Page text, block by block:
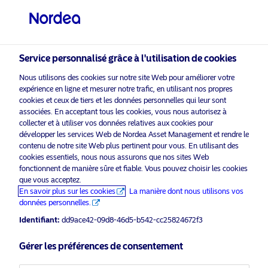
Veuillez sélectionner le type
d’investisseur auquel vous
appartenez
Pays
Suisse
Langue
Investisseur non qualifié
NordeaAsset Management est l’un des plus grands
gestionnaires d’actifs dans les pays nordiques avec
une présence mondiale en Europe, en Amérique et en
Asie.
Information risques
À propos de Nordea Asset
Conditions générales
Service personnalisé grâce à l'utilisation de cookies
Nous utilisons des cookies sur notre site Web pour améliorer votre
expérience en ligne et mesurer notre trafic, en utilisant nos propres
cookies et ceux de tiers et les données personnelles qui leur sont
associées. En acceptant tous les cookies, vous nous autorisez à
collecter et à utiliser vos données relatives aux cookies pour
développer les services Web de Nordea Asset Management et rendre le
contenu de notre site Web plus pertinent pour vous. En utilisant des
cookies essentiels, nous nous assurons que nos sites Web
fonctionnent de manière sûre et fiable. Vous pouvez choisir les cookies
que vous acceptez.
En savoir plus sur les cookies
La manière dont nous utilisons vos
données personnelles.
Identifiant: dd9ace42-09d8-46d5-b542-cc25824672f3
Gérer les préférences de consentement